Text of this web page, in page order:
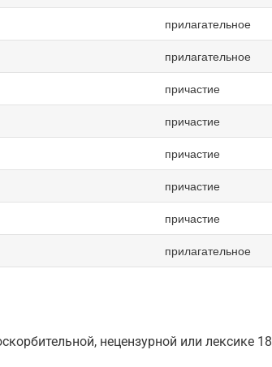
прилагательное
прилагательное
причастие
причастие
причастие
причастие
причастие
прилагательное
нецензурной или лексике